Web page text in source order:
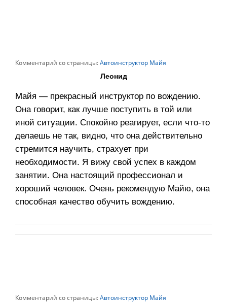
Комментарий со страницы:Автоинструктор Майя
Леонид
Майя — прекрасный инструктор по вождению.
Она говорит, как лучше поступить в той или
иной ситуации. Спокойно реагирует, если что-то
делаешь не так, видно, что она действительно
стремится научить, страхует при
необходимости. Я вижу свой успех в каждом
занятии. Она настоящий профессионал и
хороший человек. Очень рекомендую Майю, она
способная качество обучить вождению.
Комментарий со страницы:Автоинструктор Майя